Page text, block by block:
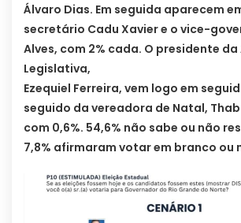
Álvaro Dias. Em seguida aparecem
secretário Cadu Xavier e o vice-
Alves, com 2% cada. O presidente
Legislativa,
Ezequiel Ferreira, vem logo em
seguido da vereadora de Natal,
com 0,6%. 54,6% não sabe ou não
7,8% afirmaram votar em branco ou